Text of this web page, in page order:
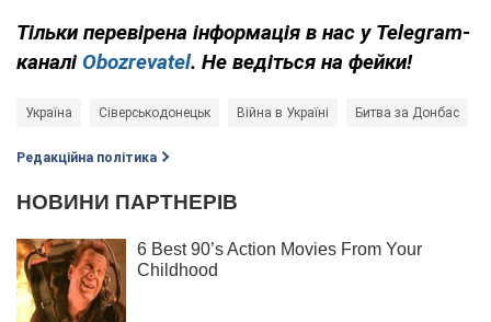
Тільки перевірена інформація в нас у Telegram-
каналі Obozrevatel. Не ведіться на фейки!
Україна Сіверськодонецьк Війна в Україні Битва за Донбас
Редакційна політика